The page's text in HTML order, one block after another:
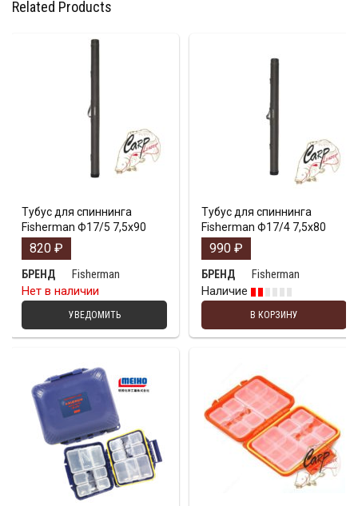
Related Products
Тубус для спиннинга
Fisherman Ф17/5 7,5х90
820 ₽
БРЕНД
Fisherman
Нет в наличии
УВЕДОМИТЬ
Тубус для спиннинга
Fisherman Ф17/4 7,5х80
990 ₽
БРЕНД
Fisherman
Наличие
В КОРЗИНУ